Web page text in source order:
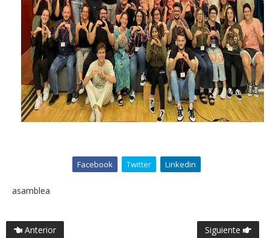
Facebook Twitter Linkedin
asamblea
Anterior Siguiente